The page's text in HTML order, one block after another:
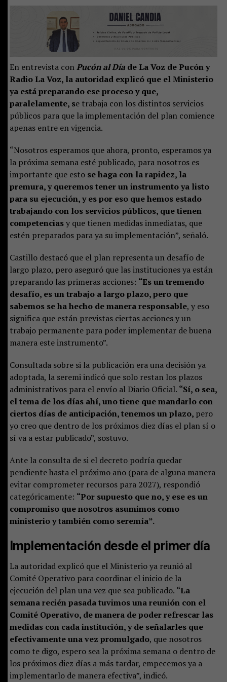
En entrevista conPucón al Díade La Voz de Pucón y
Radio La Voz, la autoridad explicó que el Ministerio
ya está preparando ese proceso y que,
paralelamente, se trabaja con los distintos servicios
públicos para que la implementación del plan comience
apenas entre en vigencia.
“Nosotros esperamos que ahora, pronto, esperamos ya
la próxima semana esté publicado, para nosotros es
importante que esto se haga con la rapidez, la
premura, y queremos tener un instrumento ya listo
para su ejecución, y es por eso que hemos estado
trabajando con los servicios públicos, que tienen
competenciasy que tienen medidas inmediatas, que
estén preparados para ya su implementación”, señaló.
Castillo destacó que el plan representa un desafío de
largo plazo, pero aseguró que las instituciones ya están
preparando las primeras acciones: “Es un tremendo
desafío, es un trabajo a largo plazo, pero que
sabemos se ha hecho de manera responsable, y eso
significa que están previstas ciertas acciones y un
trabajo permanente para poder implementar de buena
manera este instrumento”.
Consultada sobre si la publicación era una decisión ya
adoptada, la seremi indicó que solo restan los plazos
administrativos para el envío al Diario Oficial. “Sí, o sea,
el tema de los días ahí, uno tiene que mandarlo con
ciertos días de anticipación, tenemos un plazo, pero
yo creo que dentro de los próximos diez días el plan sí o
sí va a estar publicado”, sostuvo.
Ante la consulta de si el decreto podría quedar
pendiente hasta el próximo año (para de alguna manera
evitar comprometer recursos para 2027), respondió
categóricamente: “Por supuesto que no, y ese es un
compromiso que nosotros asumimos como
ministerio y también como seremía”.
Implementación desde el primer día
La autoridad explicó que el Ministerio ya reunió al
Comité Operativo para coordinar el inicio de la
ejecución del plan una vez que sea publicado. “La
semana recién pasada tuvimos una reunión con el
Comité Operativo, de manera de poder refrescar las
medidas con cada institución, y de señalarles que
efectivamente una vez promulgado, que nosotros
como te digo, espero sea la próxima semana o dentro de
los próximos diez días a más tardar, empecemos ya a
implementarlo de manera efectiva”, indicó.